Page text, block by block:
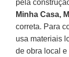
pela
Minha Casa,
correta. Para
usa materiais
de obra local e